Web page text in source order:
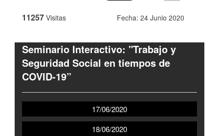
11257 Visitas Fecha: 24 Junio 2020
Seminario Interactivo: "Trabajo y
Seguridad Social en tiempos de
COVID-19”
17/06/2020
18/06/2020